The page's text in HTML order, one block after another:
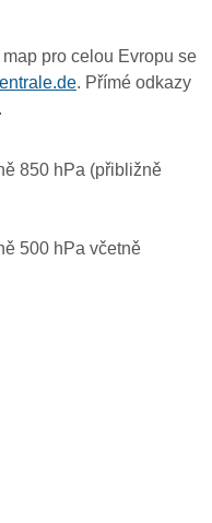
pro celou Evropu se
. Přímé odkazy
850 hPa (přibližně
500 hPa včetně